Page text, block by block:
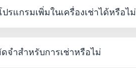
รแกรมเพิ่มในเครื่องเช่าได้หรือไม่
จำสำหรับการเช่าหรือไม่